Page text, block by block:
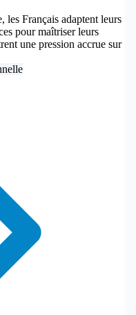
les Français adaptent leurs
pour maîtriser leurs
une pression accrue sur